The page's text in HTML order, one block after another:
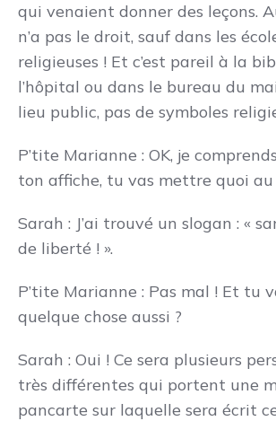
qui venaient donner des leçons.
n’a pas le droit, sauf dans les
religieuses ! Et c’est pareil à la
l’hôpital ou dans le bureau du
lieu public, pas de symboles
P’tite Marianne : OK, je
ton affiche, tu vas mettre quoi au
Sarah : J’ai trouvé un slogan : «
de liberté ! ».
P’tite Marianne : Pas mal ! Et tu
quelque chose aussi ?
Sarah : Oui ! Ce sera plusieurs
très différentes qui portent une
pancarte sur laquelle sera écrit